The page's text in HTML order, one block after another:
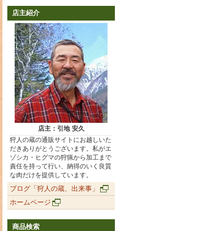
店主紹介
店主：引地 安久
狩人の蔵の通販サイトにお越しいた
だきありがとうございます。私がエ
ゾシカ・ヒグマの狩猟から加工まで
責任を持って行い、納得のいく良質
な肉だけを提供しています。
ブログ「狩人の蔵、出来事」
ホームページ
商品検索